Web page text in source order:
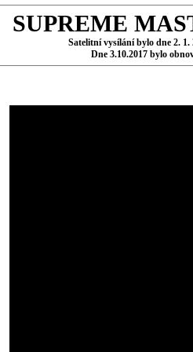
SUPREME
Satelitní vysílání bylo dne 2. 1.
Dne 3.10.2017 bylo